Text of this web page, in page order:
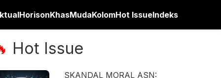
HorisonKhasMudaKolomHot IssueIndeks
Hot Issue
SKANDAL MORAL ASN: